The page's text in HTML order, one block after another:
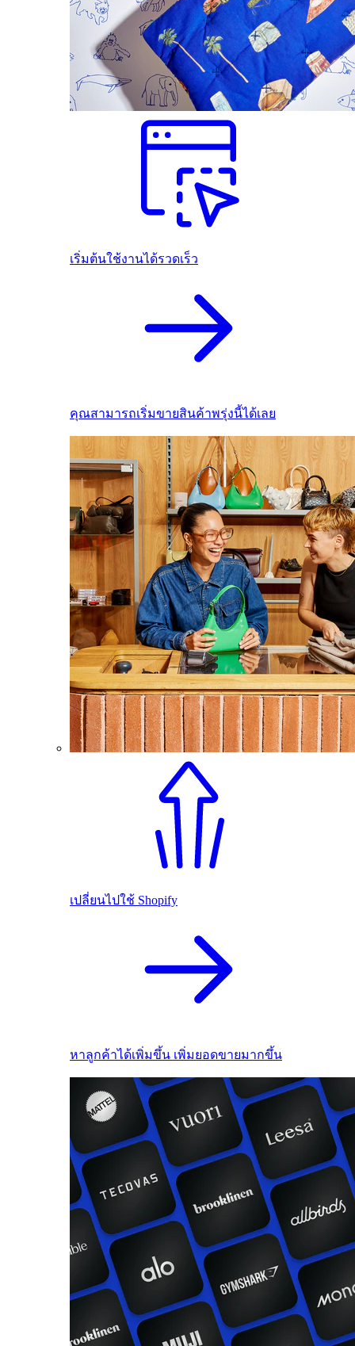
เริ่มต้นใช้งานได้รวดเร็ว
คุณสามารถเริ่มขายสินค้าพรุ่งนี้ได้เลย
เปลี่ยนไปใช้ Shopify
หาลูกค้าได้เพิ่มขึ้น เพิ่มยอดขายมากขึ้น